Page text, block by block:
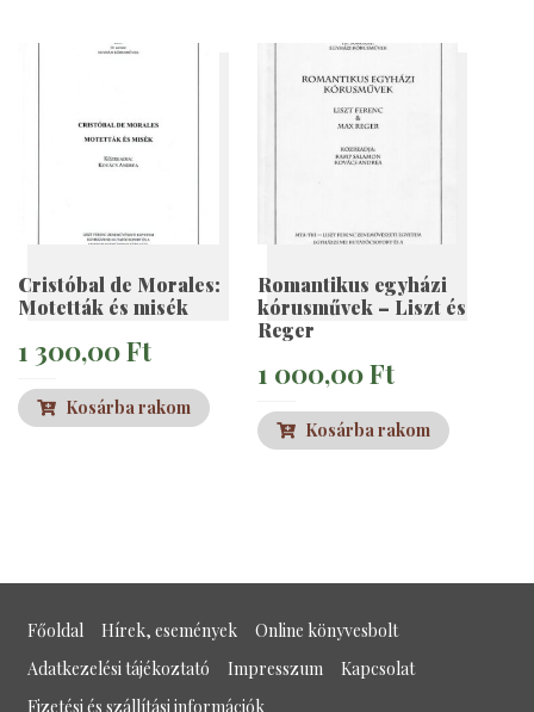
400,00 Ft.
Cristóbal de Morales:
Motetták és misék
1 300,00Ft
Kosárba rakom
Romantikus egyházi
kórusművek – Liszt és
Reger
1 000,00Ft
Kosárba rakom
Főoldal Hírek, események
Online könyvesbolt
Adatkezelési tájékoztató
Impresszum
Kapcsolat
Fizetési és szállítási információk